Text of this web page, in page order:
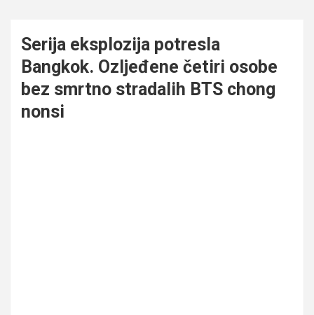
Serija eksplozija potresla
Bangkok. Ozljeđene četiri osobe
bez smrtno stradalih BTS chong
nonsi